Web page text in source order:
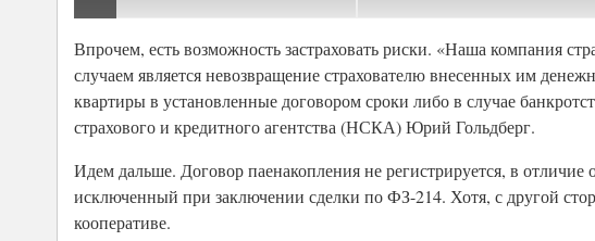
Впрочем, есть возможность застраховать риски. «Наша компания
случаем является невозвращение страхователю внесенных им
квартиры в установленные договором сроки либо в случае
страхового и кредитного агентства (НСКА) Юрий Гольдберг.
Идем дальше. Договор паенакопления не регистрируется, в
исключенный при заключении сделки по ФЗ-214. Хотя, с другой
кооперативе.